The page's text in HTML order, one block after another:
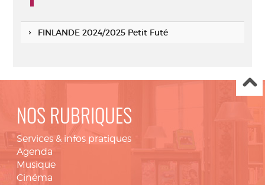
FINLANDE 2024/2025 Petit Futé
NOS RUBRIQUES
Services & infos pratiques
Agenda
Musique
Cinéma